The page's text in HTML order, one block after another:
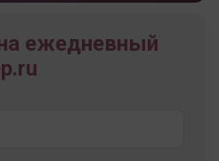
ежедневный